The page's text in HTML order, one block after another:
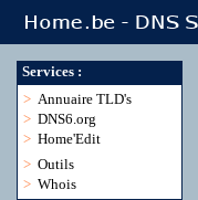
Services :
> Annuaire TLD's
> DNS6.org
> Home'Edit
> Outils
> Whois